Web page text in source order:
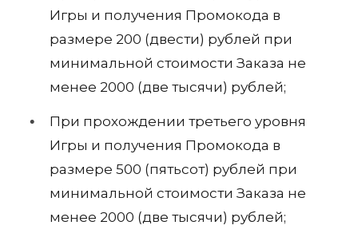
Игры и получения Промокода в
размере 200 (двести) рублей при
минимальной стоимости Заказа не
менее 2000 (две тысячи) рублей;
При прохождении третьего уровня
Игры и получения Промокода в
размере 500 (пятьсот) рублей при
минимальной стоимости Заказа не
менее 2000 (две тысячи) рублей;